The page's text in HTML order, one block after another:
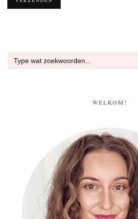
naar:
WELKOM!